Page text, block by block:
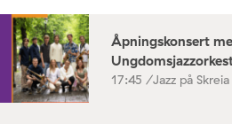
Åpningskonsert
17:45 /Jazz på